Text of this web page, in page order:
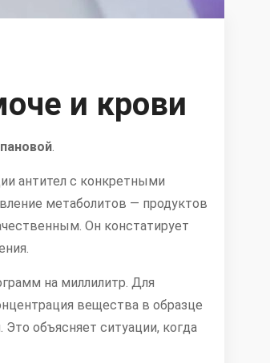
и крови
.
антител с конкретными
метаболитов — продуктов
Он констатирует
на миллилитр. Для
вещества в образце
объясняет ситуации, когда